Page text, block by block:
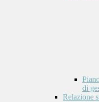
di
Relazione